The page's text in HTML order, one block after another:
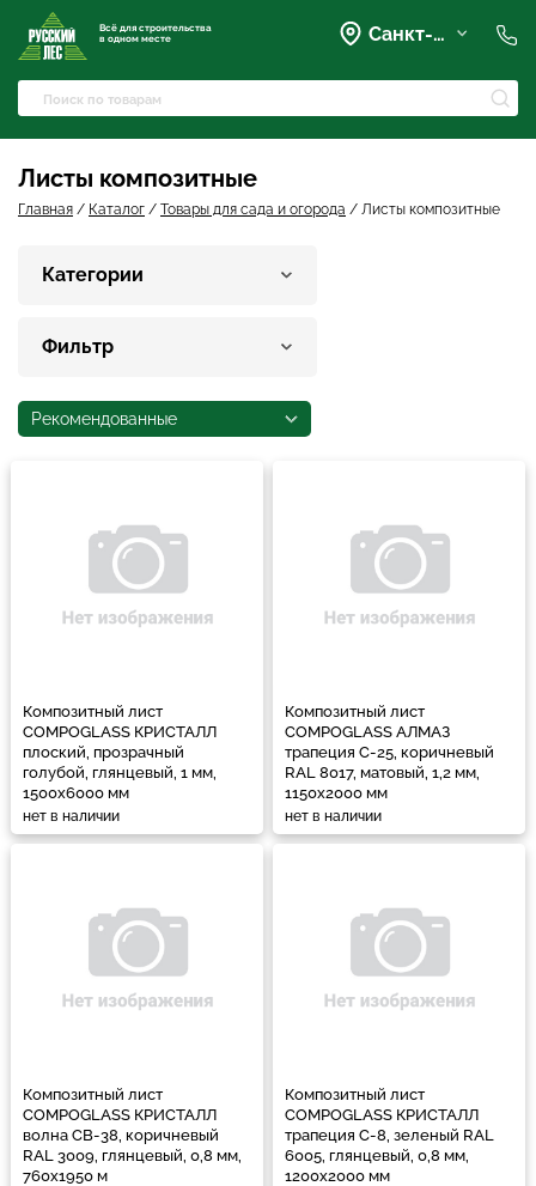
Всё для строительства
в одном месте
Санкт-Петербург
+7 (903) 684-62-00
42
Листы композитные
Главная / Каталог / Товары для сада и огорода / Листы композитные
Категории
Фильтр
Рекомендованные
Композитный лист
COMPOGLASS КРИСТАЛЛ
плоский, прозрачный
голубой, глянцевый, 1 мм,
1500х6000 мм
нет в наличии
Композитный лист
COMPOGLASS АЛМАЗ
трапеция С-25, коричневый
RAL 8017, матовый, 1,2 мм,
1150х2000 мм
нет в наличии
Композитный лист
COMPOGLASS КРИСТАЛЛ
волна СВ-38, коричневый
RAL 3009, глянцевый, 0,8 мм,
760х1950 м
Композитный лист
COMPOGLASS КРИСТАЛЛ
трапеция С-8, зеленый RAL
6005, глянцевый, 0,8 мм,
1200х2000 мм